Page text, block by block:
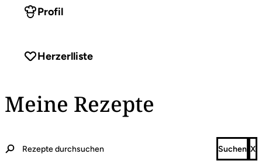
Profil
Herzerlliste
Meine Rezepte